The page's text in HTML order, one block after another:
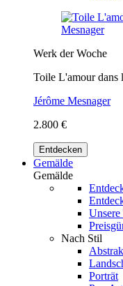
Werk der Woche
Toile L'amour dans
Jérôme Mesnager
2.800 €
Entdecken
Gemälde
Gemälde
Nach Stil
Porträt